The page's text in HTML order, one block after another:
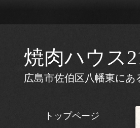
焼肉ハウス
広島市佐伯区八幡東に
トップページ